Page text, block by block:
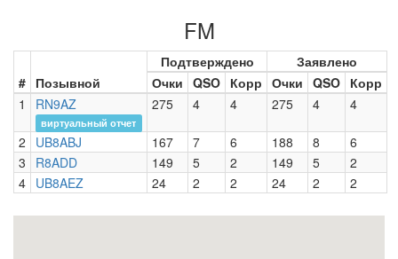
FM
# Позывной
Подтверждено
Заявлено
Очки QSO Корр Очки QSO Корр
1
RN9AZ
виртуальный отчет
275 4 4 275 4 4
2 UB8ABJ 167 7 6 188 8
6
3
R8ADD 149 5 2 149 5
2
4 UB8AEZ 24 2 2 24 2 2